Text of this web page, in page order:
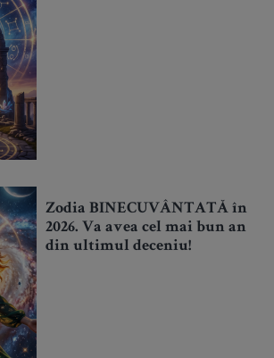
Zodia BINECUVÂNTATĂ în
2026. Va avea cel mai bun an
din ultimul deceniu!